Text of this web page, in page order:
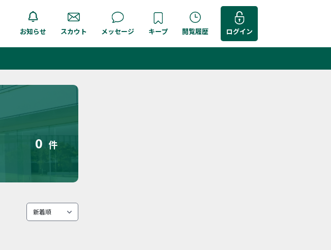
お知らせ スカウト メッセージ キープ 閲覧履歴 ログイン
0 件